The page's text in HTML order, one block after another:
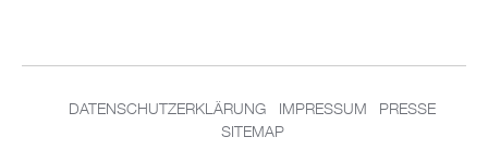
DATENSCHUTZERKLÄRUNG IMPRESSUM
PRESSE
SITEMAP